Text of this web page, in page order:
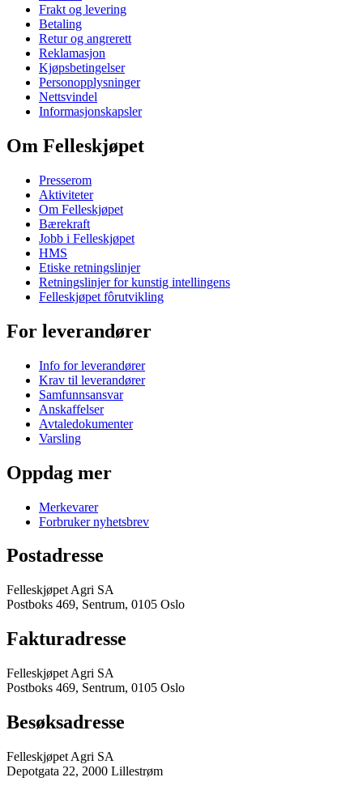
Frakt og levering
Betaling
Retur og angrerett
Reklamasjon
Kjøpsbetingelser
Personopplysninger
Nettsvindel
Informasjonskapsler
Om Felleskjøpet
Presserom
Aktiviteter
Om Felleskjøpet
Bærekraft
Jobb i Felleskjøpet
HMS
Etiske retningslinjer
Retningslinjer for kunstig intellingens
Felleskjøpet fôrutvikling
For leverandører
Info for leverandører
Krav til leverandører
Samfunnsansvar
Anskaffelser
Avtaledokumenter
Varsling
Oppdag mer
Merkevarer
Forbruker nyhetsbrev
Postadresse
Felleskjøpet Agri SA
Postboks 469, Sentrum, 0105 Oslo
Fakturadresse
Felleskjøpet Agri SA
Postboks 469, Sentrum, 0105 Oslo
Besøksadresse
Felleskjøpet Agri SA
Depotgata 22, 2000 Lillestrøm